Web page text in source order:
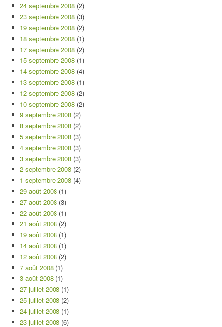
24 septembre 2008 (2)
23 septembre 2008 (3)
19 septembre 2008 (2)
18 septembre 2008 (1)
17 septembre 2008 (2)
15 septembre 2008 (1)
14 septembre 2008 (4)
13 septembre 2008 (1)
12 septembre 2008 (2)
10 septembre 2008 (2)
9 septembre 2008 (2)
8 septembre 2008 (2)
5 septembre 2008 (3)
4 septembre 2008 (3)
3 septembre 2008 (3)
2 septembre 2008 (2)
1 septembre 2008 (4)
29 août 2008 (1)
27 août 2008 (3)
22 août 2008 (1)
21 août 2008 (2)
19 août 2008 (1)
14 août 2008 (1)
12 août 2008 (2)
7 août 2008 (1)
3 août 2008 (1)
27 juillet 2008 (1)
25 juillet 2008 (2)
24 juillet 2008 (1)
23 juillet 2008 (6)